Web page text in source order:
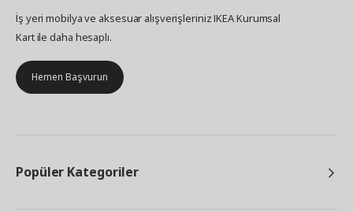
İş yeri mobilya ve aksesuar alışverişleriniz IKEA Kurumsal
Kart ile daha hesaplı.
Hemen Başvurun
Popüler Kategoriler